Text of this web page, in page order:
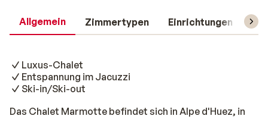
Allgemein Zimmertypen Einrichtungen
Luxus-Chalet
Entspannung im Jacuzzi
Ski-in/Ski-out
Das Chalet Marmotte befindet sich in Alpe d'Huez, in